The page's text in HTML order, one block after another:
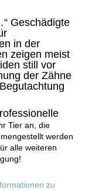
Geschädigte
in der
zeigen meist
still vor
der Zähne
Tier an, die
werden
alle weiteren
zu